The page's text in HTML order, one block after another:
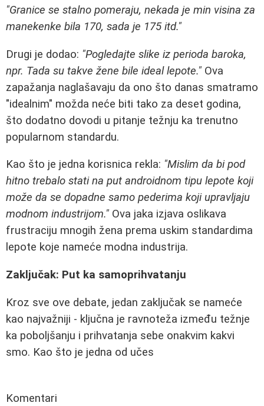
"Granice se stalno pomeraju, nekada je min visina za
manekenke bila 170, sada je 175 itd."
Drugi je dodao: "Pogledajte slike iz perioda baroka,
npr. Tada su takve žene bile ideal lepote." Ova
zapažanja naglašavaju da ono što danas smatramo
"idealnim" možda neće biti tako za deset godina,
što dodatno dovodi u pitanje težnju ka trenutno
popularnom standardu.
Kao što je jedna korisnica rekla: "Mislim da bi pod
hitno trebalo stati na put androidnom tipu lepote koji
može da se dopadne samo pederima koji upravljaju
modnom industrijom." Ova jaka izjava oslikava
frustraciju mnogih žena prema uskim standardima
lepote koje nameće modna industrija.
Zaključak: Put ka samoprihvatanju
Kroz sve ove debate, jedan zaključak se nameće
kao najvažniji - ključna je ravnoteža između težnje
ka poboljšanju i prihvatanja sebe onakvim kakvi
smo. Kao što je jedna od učes
Komentari